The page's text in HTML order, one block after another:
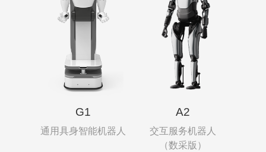
G1
通用具身智能机器人
A2
交互服务机器人
（数采版）